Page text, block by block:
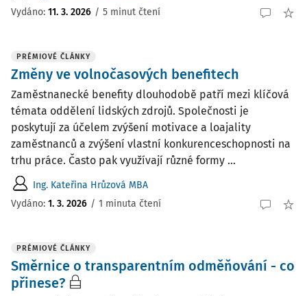
Vydáno: 11. 3. 2026 / 5 minut čtení
PRÉMIOVÉ ČLÁNKY
Změny ve volnočasových benefitech
Zaměstnanecké benefity dlouhodobě patří mezi klíčová
témata oddělení lidských zdrojů. Společnosti je
poskytují za účelem zvýšení motivace a loajality
zaměstnanců a zvýšení vlastní konkurenceschopnosti na
trhu práce. Často pak využívají různé formy ...
Ing. Kateřina Hrůzová MBA
Vydáno: 1. 3. 2026 / 1 minuta čtení
PRÉMIOVÉ ČLÁNKY
Směrnice o transparentním odměňování - co
přinese?